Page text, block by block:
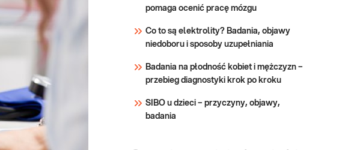
punkcie przyjaznym
sprawdź PUNKTY
PRZYJAZNE DZIECIOM.
Wskazany: →
profilaktycznie, do oceny
Sprawdź
pomaga ocenić pracę mózgu
Co to są elektrolity? Badania, objawy
niedoboru i sposoby uzupełniania
Badania na płodność kobiet i mężczyzn –
przebieg diagnostyki krok po kroku
SIBO u dzieci – przyczyny, objawy,
badania